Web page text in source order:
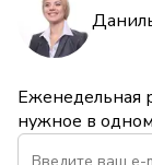
Еженедельная
нужное в